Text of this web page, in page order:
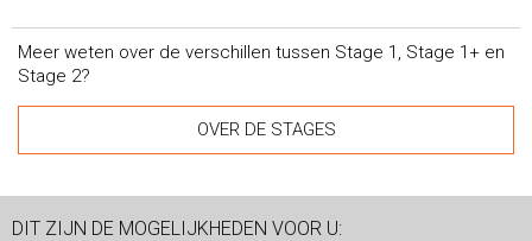
Meer weten over de verschillen tussen Stage 1, Stage 1+ en
Stage 2?
OVER DE STAGES
DIT ZIJN DE MOGELIJKHEDEN VOOR U: